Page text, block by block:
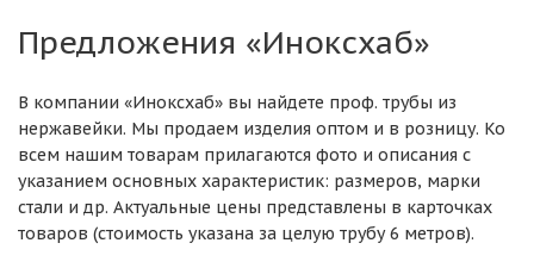
Предложения «Иноксхаб»
В компании «Иноксхаб» вы найдете проф. трубы из
нержавейки. Мы продаем изделия оптом и в розницу. Ко
всем нашим товарам прилагаются фото и описания с
указанием основных характеристик: размеров, марки
стали и др. Актуальные цены представлены в карточках
товаров (стоимость указана за целую трубу 6 метров).